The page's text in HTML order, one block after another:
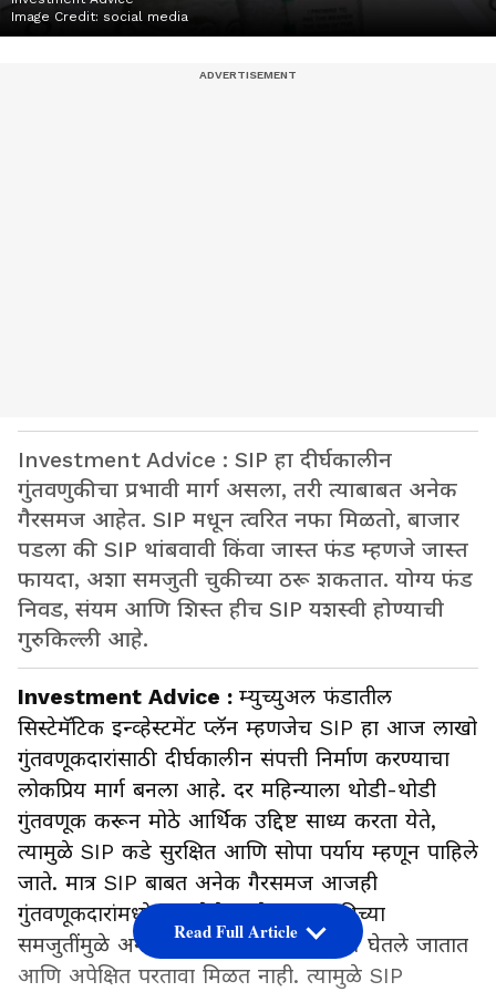
Image Credit: social media
Investment Advice : SIP हा दीर्घकालीन
गुंतवणुकीचा प्रभावी मार्ग असला, तरी त्याबाबत अनेक
गैरसमज आहेत. SIP मधून त्वरित नफा मिळतो, बाजार
पडला की SIP थांबवावी किंवा जास्त फंड म्हणजे जास्त
फायदा, अशा समजुती चुकीच्या ठरू शकतात. योग्य फंड
निवड, संयम आणि शिस्त हीच SIP यशस्वी होण्याची
गुरुकिल्ली आहे.
Investment Advice : म्युच्युअल फंडातील
सिस्टेमॅटिक इन्व्हेस्टमेंट प्लॅन म्हणजेच SIP हा आज लाखो
गुंतवणूकदारांसाठी दीर्घकालीन संपत्ती निर्माण करण्याचा
लोकप्रिय मार्ग बनला आहे. दर महिन्याला थोडी-थोडी
गुंतवणूक करून मोठे आर्थिक उद्दिष्ट साध्य करता येते,
त्यामुळे SIP कडे सुरक्षित आणि सोपा पर्याय म्हणून पाहिले
जाते. मात्र SIP बाबत अनेक गैरसमज आजही
गुंतवणूकदारांमध्ये पसरलेले आहेत. या चुकीच्या
समजुतींमुळे अनेकदा चुकीचे आर्थिक निर्णय घेतले जातात
आणि अपेक्षित परतावा मिळत नाही. त्यामुळे SIP
Read Full Article